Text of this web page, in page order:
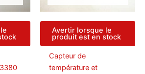
Avertir lorsque le
produit est en stock
Capteur de
température et